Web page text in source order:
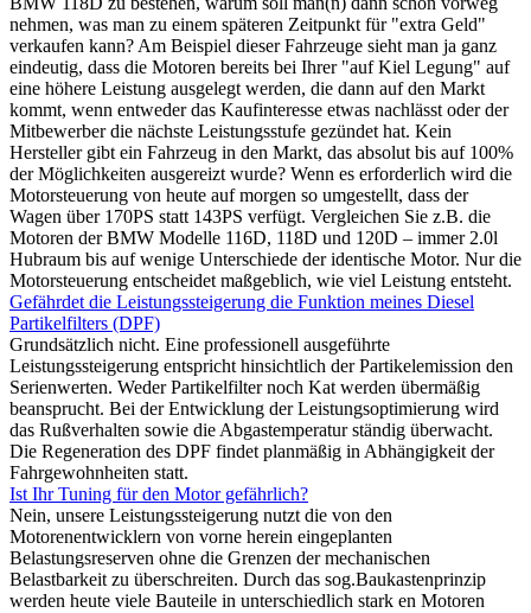
nehmen, was man zu einem späteren Zeitpunkt für "extra Geld"
verkaufen kann? Am Beispiel dieser Fahrzeuge sieht man ja ganz
eindeutig, dass die Motoren bereits bei Ihrer "auf Kiel Legung" auf
eine höhere Leistung ausgelegt werden, die dann auf den Markt
kommt, wenn entweder das Kaufinteresse etwas nachlässt oder der
Mitbewerber die nächste Leistungsstufe gezündet hat. Kein
Hersteller gibt ein Fahrzeug in den Markt, das absolut bis auf 100%
der Möglichkeiten ausgereizt wurde? Wenn es erforderlich wird die
Motorsteuerung von heute auf morgen so umgestellt, dass der
Wagen über 170PS statt 143PS verfügt. Vergleichen Sie z.B. die
Motoren der BMW Modelle 116D, 118D und 120D – immer 2.0l
Hubraum bis auf wenige Unterschiede der identische Motor. Nur die
Motorsteuerung entscheidet maßgeblich, wie viel Leistung entsteht.
Gefährdet die Leistungssteigerung die Funktion meines Diesel
Partikelfilters (DPF)
Grundsätzlich nicht. Eine professionell ausgeführte
Leistungssteigerung entspricht hinsichtlich der Partikelemission den
Serienwerten. Weder Partikelfilter noch Kat werden übermäßig
beansprucht. Bei der Entwicklung der Leistungsoptimierung wird
das Rußverhalten sowie die Abgastemperatur ständig überwacht.
Die Regeneration des DPF findet planmäßig in Abhängigkeit der
Fahrgewohnheiten statt.
Ist Ihr Tuning für den Motor gefährlich?
Nein, unsere Leistungssteigerung nutzt die von den
Motorenentwicklern von vorne herein eingeplanten
Belastungsreserven ohne die Grenzen der mechanischen
Belastbarkeit zu überschreiten. Durch das sog.Baukastenprinzip
werden heute viele Bauteile in unterschiedlich stark en Motoren